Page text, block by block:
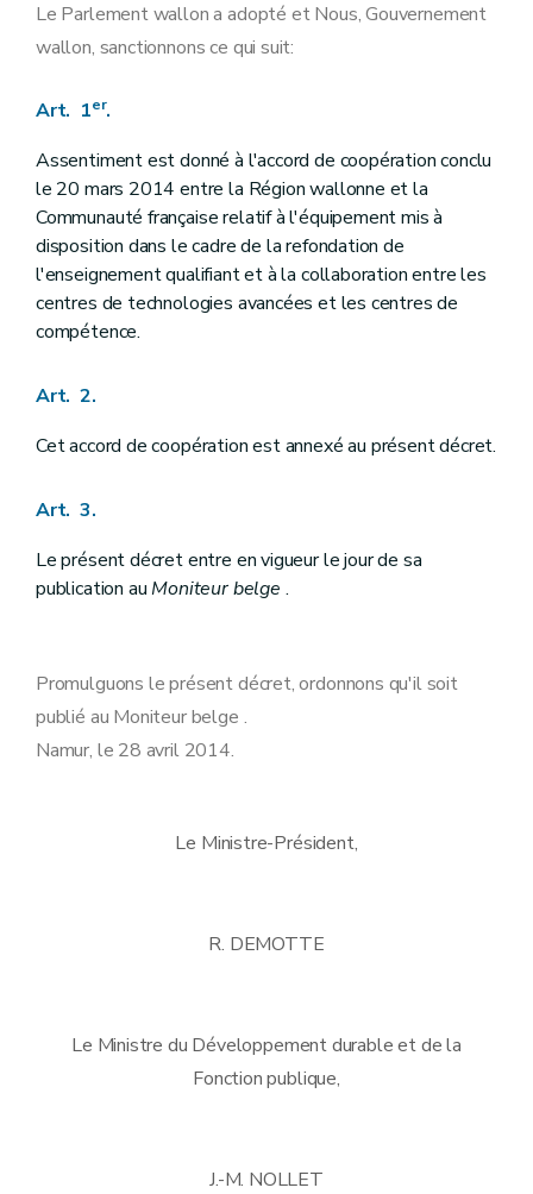
Le Parlement wallon a adopté et Nous, Gouvernement
wallon, sanctionnons ce qui suit:
Art. 1er.
Assentiment est donné à l'accord de coopération conclu
le 20 mars 2014 entre la Région wallonne et la
Communauté française relatif à l'équipement mis à
disposition dans le cadre de la refondation de
l'enseignement qualifiant et à la collaboration entre les
centres de technologies avancées et les centres de
compétence.
Art. 2.
Cet accord de coopération est annexé au présent décret.
Art. 3.
Le présent décret entre en vigueur le jour de sa
publication auMoniteur belge .
Promulguons le présent décret, ordonnons qu'il soit
publié au Moniteur belge .
Namur, le 28 avril 2014.
Le Ministre-Président,
R. DEMOTTE
Le Ministre du Développement durable et de la
Fonction publique,
J.-M. NOLLET